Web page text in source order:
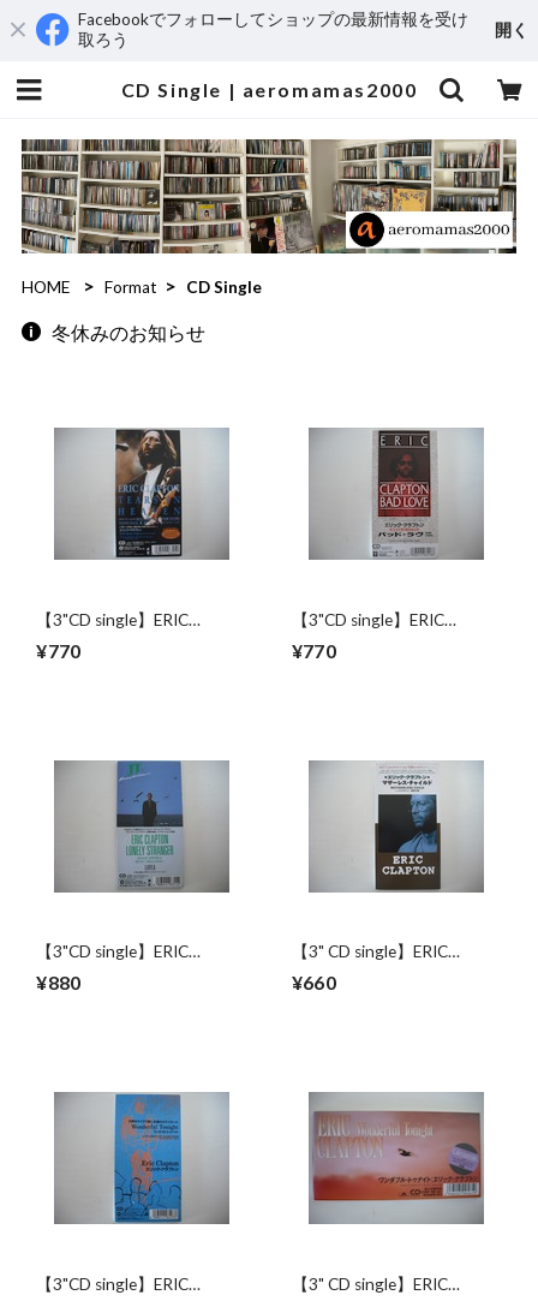
Facebookでフォローしてショップの最新情報を受け
取ろう
開く
CD Single | aeromamas2000
HOME Format CD Single
冬休みのお知らせ
【3"CD single】ERIC
HEAVEN
¥770
【3"CD single】ERIC
¥770
【3"CD single】ERIC
STRANGER
¥880
【3" CD single】ERIC
CHILD
¥660
【3"CD single】ERIC
【3" CD single】ERIC